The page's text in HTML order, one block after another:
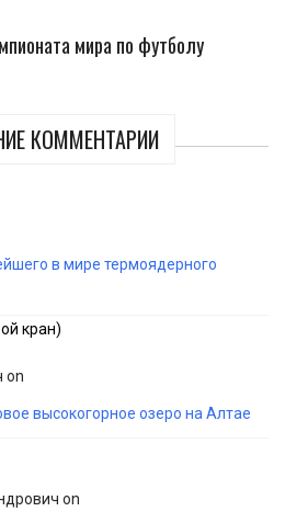
мира по футболу
КОММЕНТАРИИ
в мире термоядерного
кран)
on
высокогорное озеро на Алтае
on